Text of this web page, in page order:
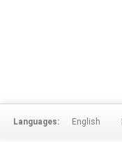
Languages: English